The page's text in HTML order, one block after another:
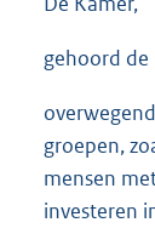
gehoord de
groepen,
mensen
investeren